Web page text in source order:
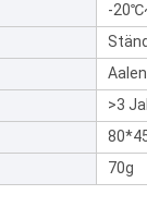
-
>3
70g